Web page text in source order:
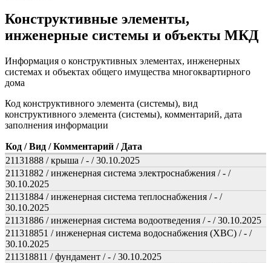
Конструктивные элементы,
инженерные системы и объекты МКД
Информация о конструктивных элементах, инженерных
системах и объектах общего имущества многоквартирного
дома
Код конструктивного элемента (системы), вид
конструктивного элемента (системы), комментарий, дата
заполнения информации
Код / Вид / Комментарий / Дата
21131888 / крыша / - / 30.10.2025
21131882 / инженерная система электроснабжения / - /
30.10.2025
21131884 / инженерная система теплоснабжения / - /
30.10.2025
21131886 / инженерная система водоотведения / - / 30.10.2025
211318851 / инженерная система водоснабжения (ХВС) / - /
30.10.2025
211318811 / фундамент / - / 30.10.2025